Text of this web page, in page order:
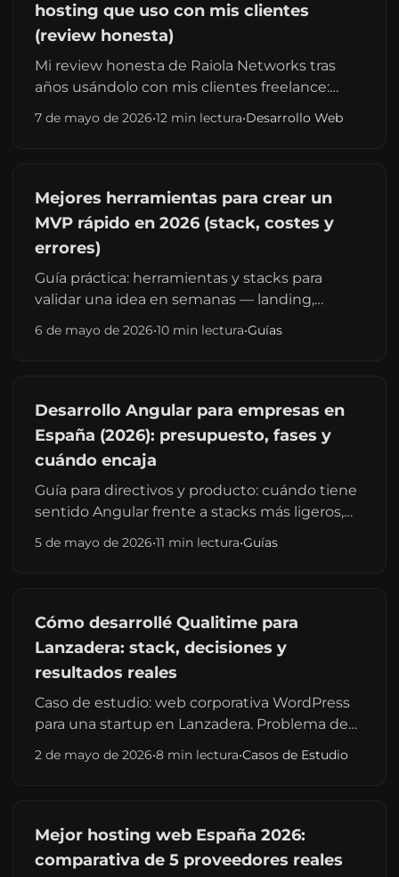
hosting que uso con mis clientes
(review honesta)
Mi review honesta de Raiola Networks tras
años usándolo con mis clientes freelance:
precios, soporte 24/7 en español, rendimiento
real medido, alternativas y para quién lo
7 de mayo de 2026•12 min lectura•Desarrollo Web
Mejores herramientas para crear un
MVP rápido en 2026 (stack, costes y
errores)
Guía práctica: herramientas y stacks para
validar una idea en semanas — landing,
waitlist, app móvil o backoffice ligero — con
rangos de presupuesto en España, enlaces a
6 de mayo de 2026•10 min lectura•Guías
Desarrollo Angular para empresas en
España (2026): presupuesto, fases y
cuándo encaja
Guía para directivos y producto: cuándo tiene
sentido Angular frente a stacks más ligeros,
rangos de presupuesto por tipo de proyecto
en España, fases de entrega y qué incluir en el
5 de mayo de 2026•11 min lectura•Guías
Cómo desarrollé Qualitime para
Lanzadera: stack, decisiones y
resultados reales
Caso de estudio: web corporativa WordPress
para una startup en Lanzadera. Problema de
negocio, por qué no era Astro ni una app, SEO
local y una métrica verificable (sitio en
2 de mayo de 2026•8 min lectura•Casos de Estudio
Mejor hosting web España 2026:
comparativa de 5 proveedores reales